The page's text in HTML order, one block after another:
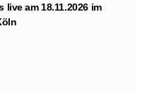
live am 18.11.2026 im